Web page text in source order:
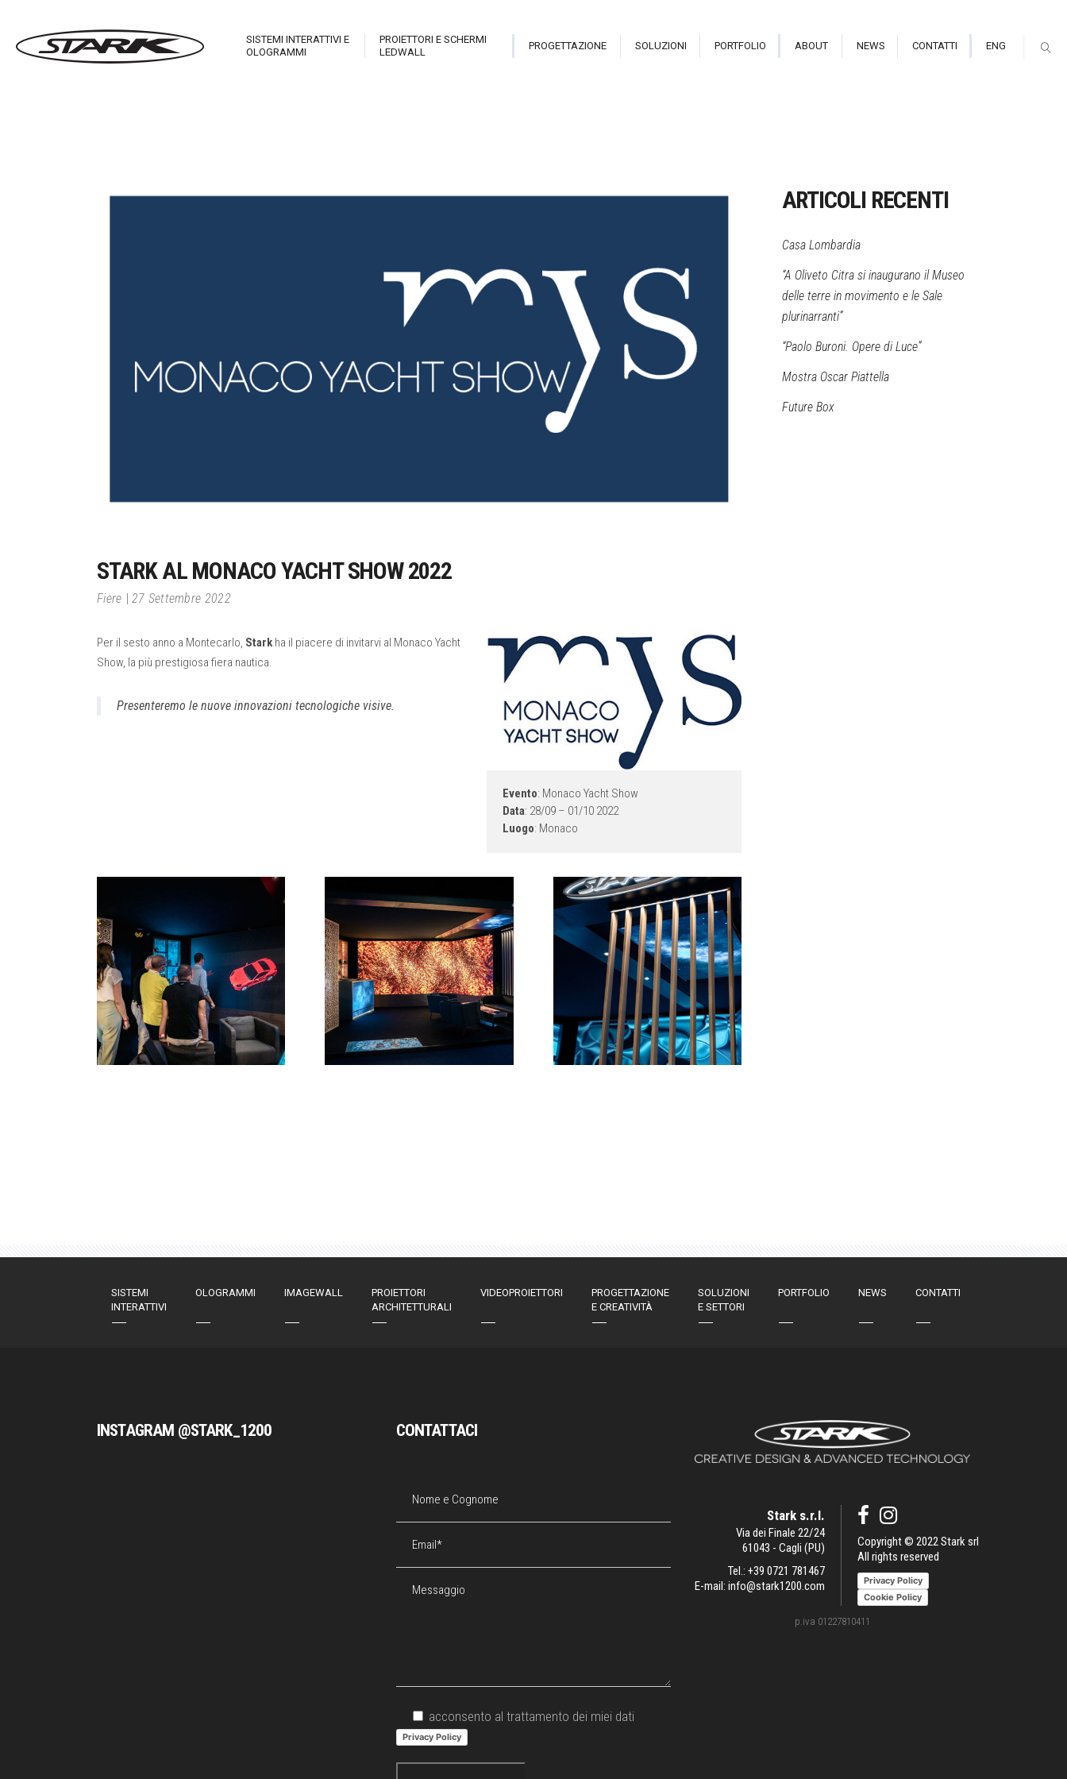
SISTEMI INTERATTIVI E
OLOGRAMMI
PROIETTORI E SCHERMI
LEDWALL
PROGETTAZIONE SOLUZIONI PORTFOLIO ABOUT NEWS CONTATTI ENG
STARK AL MONACO YACHT SHOW 2022
Fiere 27 Settembre 2022
Per il sesto anno a Montecarlo, Starkha il piacere di invitarvi al Monaco Yacht
Show, la più prestigiosa fiera nautica.
Presenteremo le nuove innovazioni tecnologiche visive.
Evento: Monaco Yacht Show
Data: 28/09 – 01/10 2022
Luogo: Monaco
ARTICOLI RECENTI
Casa Lombardia
“A Oliveto Citra si inaugurano il Museo
delle terre in movimento e le Sale
plurinarranti”
“Paolo Buroni. Opere di Luce”
Mostra Oscar Piattella
Future Box
SISTEMI
INTERATTIVI
OLOGRAMMI IMAGEWALL
PROIETTORI
ARCHITETTURALI
VIDEOPROIETTORI
PROGETTAZIONE
E CREATIVITÀ
SOLUZIONI
E SETTORI
PORTFOLIO NEWS CONTATTI
INSTAGRAM @STARK_1200 CONTATTACI
acconsento al trattamento dei miei dati
Privacy Policy
Stark s.r.l.
Via dei Finale 22/24
61043 - Cagli (PU)
Tel.:+39 0721 781467
E-mail:info@stark1200.com
Copyright © 2022 Stark srl
All rights reserved
Privacy Policy
Cookie Policy
p.iva 01227810411